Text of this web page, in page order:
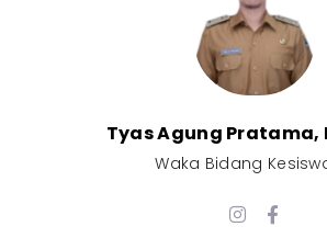
Tyas Agung Pratama,
Waka Bidang